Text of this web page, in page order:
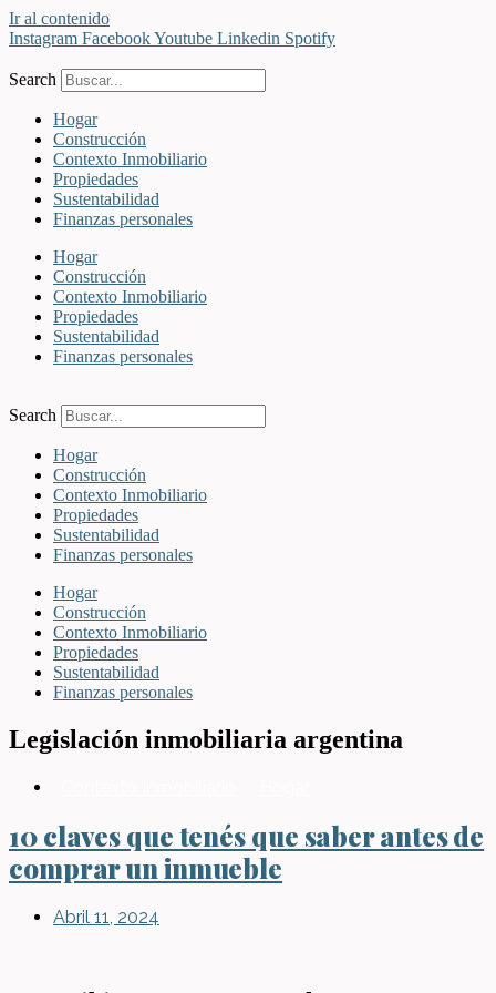
Ir al contenido
Instagram FacebookYoutube Linkedin Spotify
Search
Hogar
Construcción
Contexto Inmobiliario
Propiedades
Sustentabilidad
Finanzas personales
Hogar
Construcción
Contexto Inmobiliario
Propiedades
Sustentabilidad
Finanzas personales
Search
Hogar
Construcción
Contexto Inmobiliario
Propiedades
Sustentabilidad
Finanzas personales
Hogar
Construcción
Contexto Inmobiliario
Propiedades
Sustentabilidad
Finanzas personales
Legislación inmobiliaria argentina
10 claves que tenés que saber antes de
comprar un inmueble
Abril 11, 2024